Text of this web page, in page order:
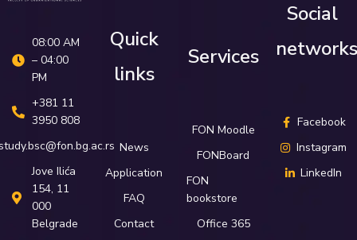
08:00 AM
– 04:00
PM
+381 11
3950 808
Јove Ilića
154, 11
000
Belgrade
Quick
links
News
Application
FAQ
Contact
Services
FON Moodle
FONBoard
FON
bookstore
Office 365
Social
networks
Facebook
Instagram
LinkedIn